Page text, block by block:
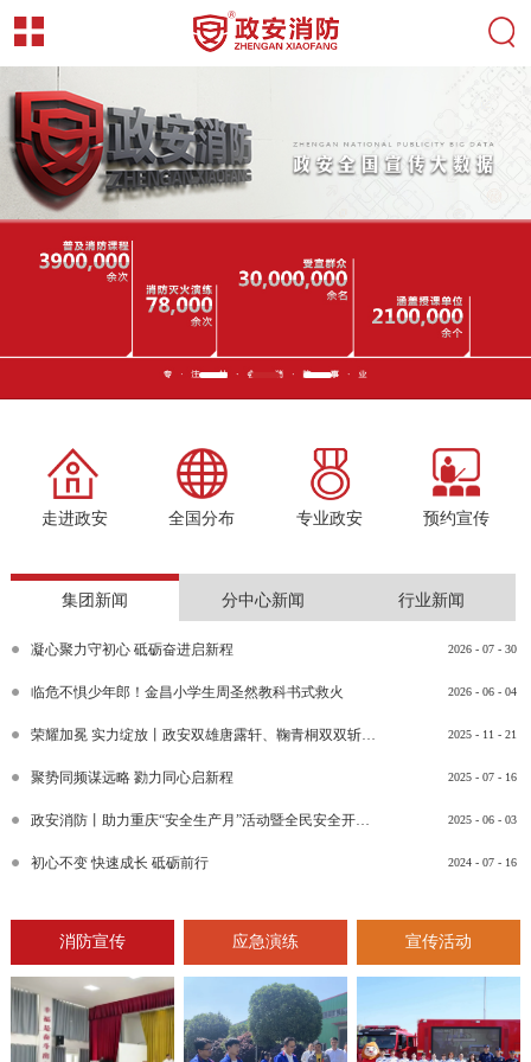
走进政安 全国分布 专业政安 预约宣传
集团新闻 分中心新闻 行业新闻
2026 - 07 - 30
凝心聚力守初心 砥砺奋进启新程
2026 - 06 - 04
临危不惧少年郎！金昌小学生周圣然教科书式救火
2025 - 11 - 21
荣耀加冕 实力绽放丨政安双雄唐露轩、鞠青桐双双斩获“渝消蓝盾讲师团金牌讲师”比武竞赛决赛大奖
2025 - 07 - 16
聚势同频谋远略 勠力同心启新程
2025 - 06 - 03
政安消防丨助力重庆“安全生产月”活动暨全民安全开放日活动
2024 - 07 - 16
初心不变 快速成长 砥砺前行
消防宣传 应急演练 宣传活动